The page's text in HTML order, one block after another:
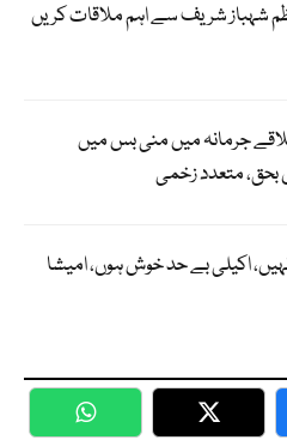
شہباز شریف سے اہم ملاقات کریں
جرمانہ میں منی بس میں
اکیلی بے حد خوش ہوں، امیشا
WhatsApp Twitter